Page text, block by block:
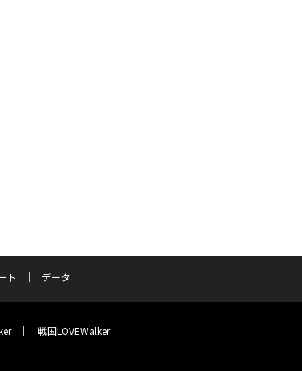
ト データ
戦国LOVEWalker